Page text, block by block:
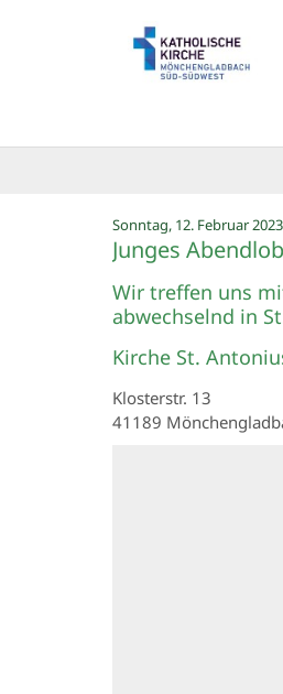
Sonntag, 12. Februar
Junges
Wir treffen uns
abwechselnd in
Kirche St.
Klosterstr. 13
41189